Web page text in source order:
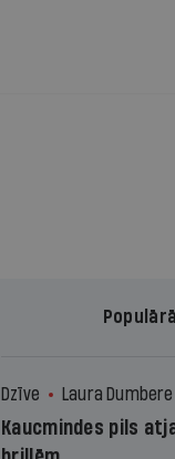
Dzīve Laura Dumbere
Kaucmindes pils